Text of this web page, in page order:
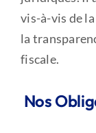
vis-à-vis de
la
fiscale.
Nos